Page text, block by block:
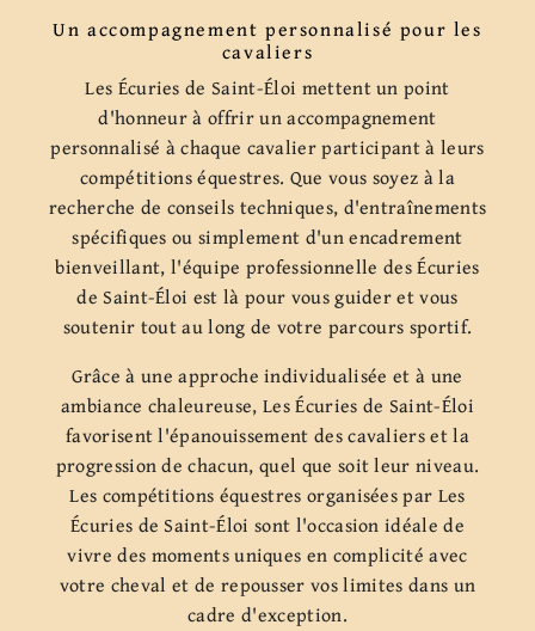
Un accompagnement personnalisé pour les
cavaliers
Les Écuries de Saint-Éloi mettent un point
d'honneur à offrir un accompagnement
personnalisé à chaque cavalier participant à leurs
compétitions équestres. Que vous soyez à la
recherche de conseils techniques, d'entraînements
spécifiques ou simplement d'un encadrement
bienveillant, l'équipe professionnelle des Écuries
de Saint-Éloi est là pour vous guider et vous
soutenir tout au long de votre parcours sportif.
Grâce à une approche individualisée et à une
ambiance chaleureuse, Les Écuries de Saint-Éloi
favorisent l'épanouissement des cavaliers et la
progression de chacun, quel que soit leur niveau.
Les compétitions équestres organisées par Les
Écuries de Saint-Éloi sont l'occasion idéale de
vivre des moments uniques en complicité avec
votre cheval et de repousser vos limites dans un
cadre d'exception.